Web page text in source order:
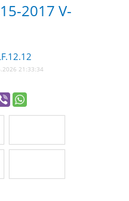
2017 V-
21:33:34